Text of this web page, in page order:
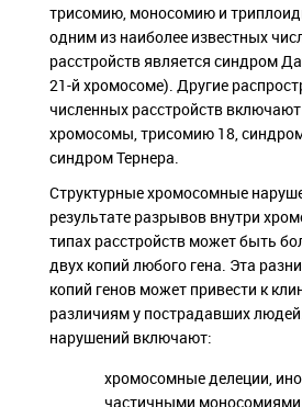
трисомию, моносомию и
одним из наиболее известных
расстройств является синдром
21-й хромосоме). Другие
численных расстройств
хромосомы, трисомию 18,
синдром Тернера.
Структурные хромосомные
результате разрывов внутри
типах расстройств может быть
двух копий любого гена. Эта
копий генов может привести к
различиям у пострадавших
нарушений включают:
хромосомные делеции,
частичными